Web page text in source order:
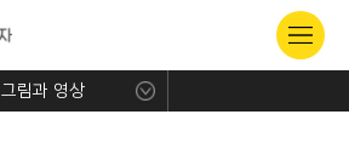
그림과 영상